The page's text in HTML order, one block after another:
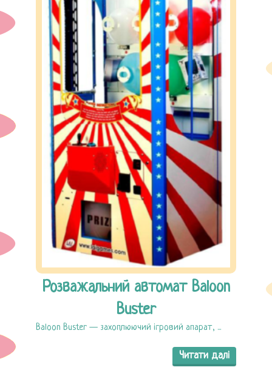
Розважальний автомат Baloon
Buster
Baloon Buster — захоплюючий ігровий апарат, ...
Читати далі